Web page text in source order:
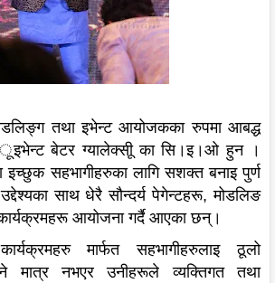
तथा इभेन्ट आयोजकका रुपमा आबद्ध
बेटर ग्यालेक्सीू का सि।इ।ओ हुन ।
इच्छुक सहभागीहरुका लागि सशक्त बनाइ पुर्ण
साथ धेरै सौन्दर्य पेगेन्टहरू, मोडलिङ
कार्यक्रमहरू आयोजना गर्दै आएका छन्।
मार्फत सहभागीहरुलाइ ठूलो
मात्र नभएर उनीहरूले व्यक्तिगत तथा